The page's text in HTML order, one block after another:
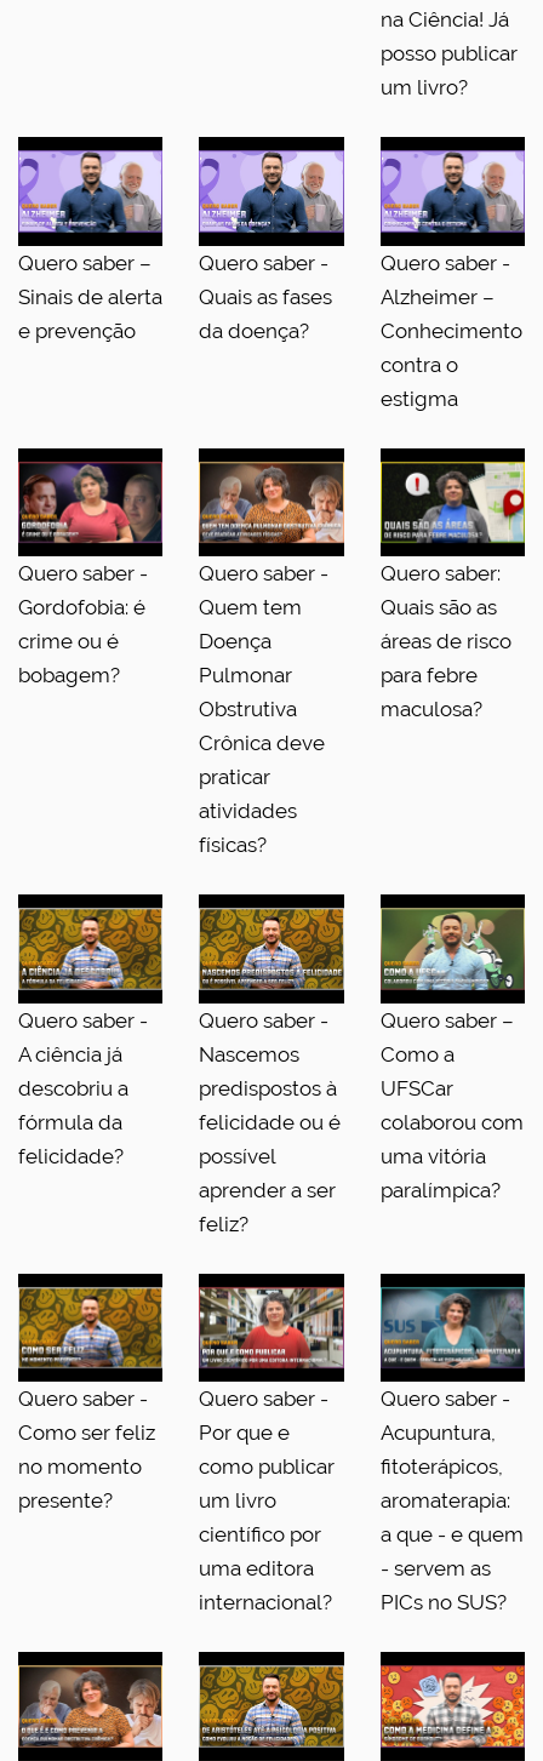
na Ciência! Já
posso publicar
um livro?
Quero saber –
Sinais de alerta
e prevenção
Quero saber -
Quais as fases
da doença?
Quero saber -
Alzheimer –
Conhecimento
contra o
estigma
Quero saber -
Gordofobia: é
crime ou é
bobagem?
Quero saber -
Quem tem
Doença
Pulmonar
Obstrutiva
Crônica deve
praticar
atividades
físicas?
Quero saber:
Quais são as
áreas de risco
para febre
maculosa?
Quero saber -
A ciência já
descobriu a
fórmula da
felicidade?
Quero saber -
Nascemos
predispostos à
felicidade ou é
possível
aprender a ser
feliz?
Quero saber –
Como a
UFSCar
colaborou com
uma vitória
paralímpica?
Quero saber -
Como ser feliz
no momento
presente?
Quero saber -
Por que e
como publicar
um livro
científico por
uma editora
internacional?
Quero saber -
Acupuntura,
fitoterápicos,
aromaterapia:
a que - e quem
- servem as
PICs no SUS?